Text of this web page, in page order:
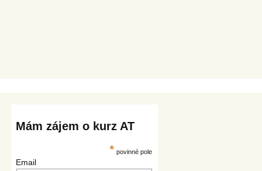
Mám zájem o kurz AT
* povinné pole
Email